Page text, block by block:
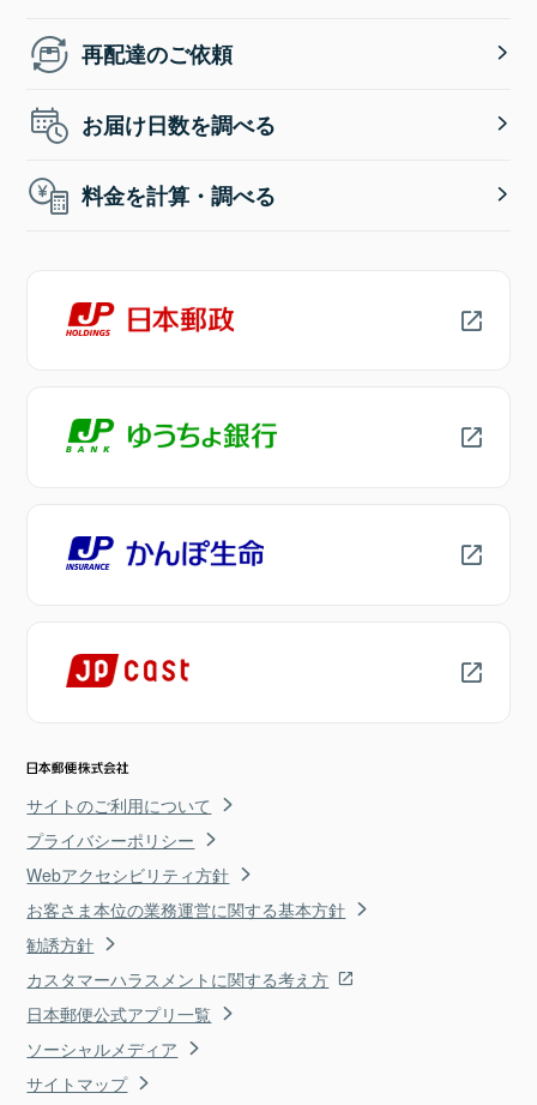
再配達のご依頼
お届け日数を調べる
料金を計算・調べる
サイトのご利用について
プライバシーポリシー
Webアクセシビリティ方針
お客さま本位の業務運営に関する基本方針
勧誘方針
カスタマーハラスメントに関する考え方
日本郵便公式アプリ一覧
ソーシャルメディア
サイトマップ